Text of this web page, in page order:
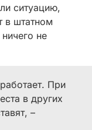
ситуацию,
в штатном
не
При
в других
–